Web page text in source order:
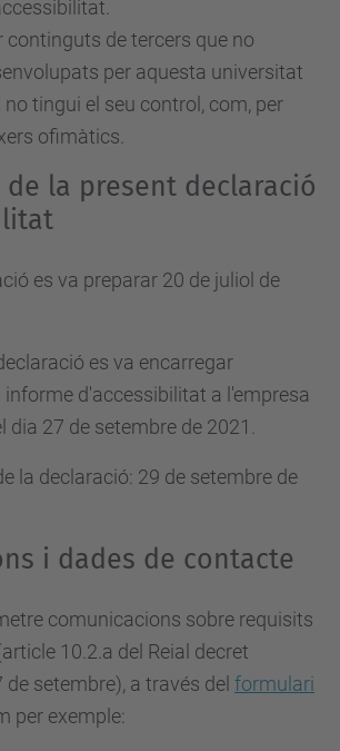
continguts de tercers que no
per aquesta universitat
no tingui el seu control, com, per
ofimàtics.
de la present declaració
es va preparar 20 de juliol de
es va encarregar
informe d'accessibilitat a l'empresa
dia 27 de setembre de 2021.
la declaració: 29 de setembre de
i dades de contacte
comunicacions sobre requisits
10.2.a del Reial decret
setembre), a través del formulari
per exemple: